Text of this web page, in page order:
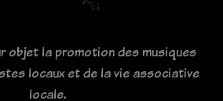
objet la promotion des musiques
locaux et de la vie associative
locale.